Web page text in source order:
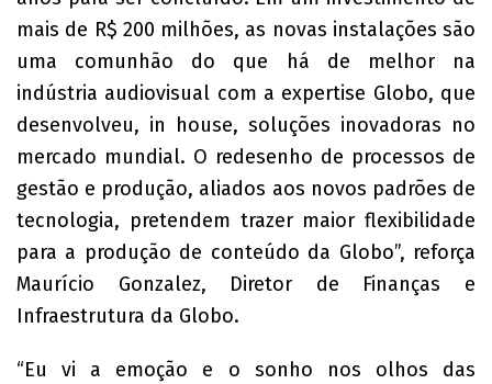
mais de R$ 200 milhões, as novas instalações são
uma comunhão do que há de melhor na
indústria audiovisual com a expertise Globo, que
desenvolveu, in house, soluções inovadoras no
mercado mundial. O redesenho de processos de
gestão e produção, aliados aos novos padrões de
tecnologia, pretendem trazer maior flexibilidade
para a produção de conteúdo da Globo”, reforça
Maurício Gonzalez, Diretor de Finanças e
Infraestrutura da Globo.
“Eu vi a emoção e o sonho nos olhos das